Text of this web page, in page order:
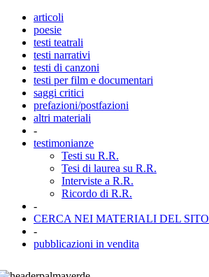
articoli
poesie
testi teatrali
testi narrativi
testi di canzoni
testi per film e documentari
saggi critici
prefazioni/postfazioni
altri materiali
-
testimonianze
Testi su R.R.
Tesi di laurea su R.R.
Interviste a R.R.
Ricordo di R.R.
-
CERCA NEI MATERIALI DEL SITO
-
pubblicazioni in vendita